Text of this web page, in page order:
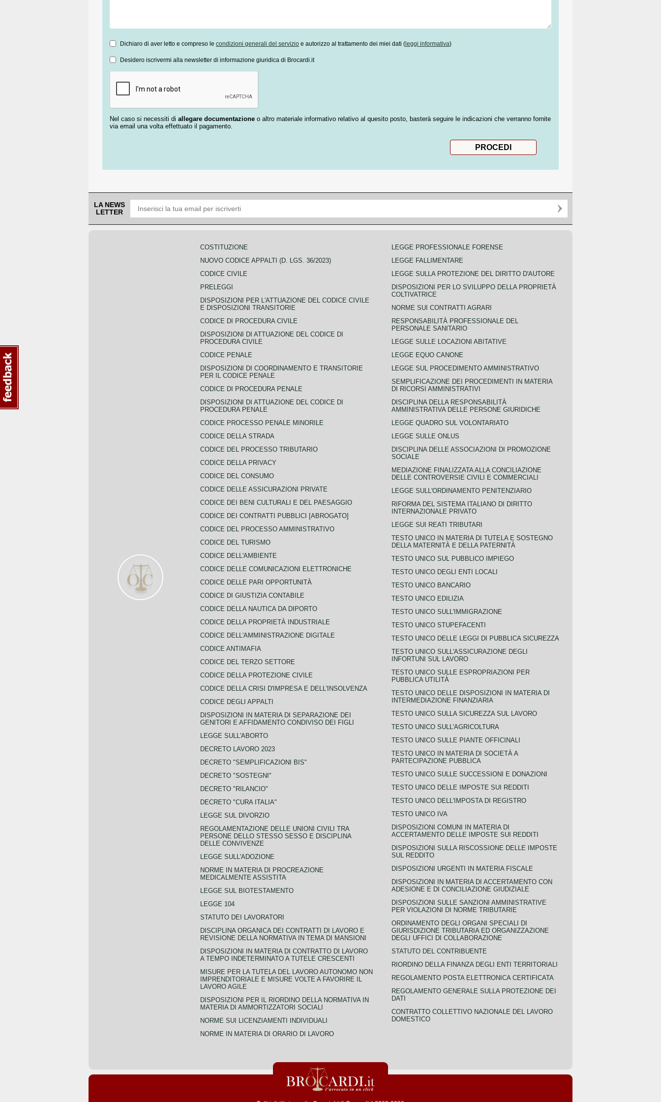
Dichiaro di aver letto e compreso le condizioni generali del servizio e autorizzo al trattamento dei miei dati ( leggi informativa)
Desidero iscrivermi alla newsletter di informazione giuridica di Brocardi.it
Nel caso si necessiti di allegare documentazione o altro materiale informativo relativo al quesito posto, basterà seguire le indicazioni che verranno fornite
via email una volta effettuato il pagamento.
LA NEWS
LETTER
COSTITUZIONE
NUOVO CODICE APPALTI (D. LGS. 36/2023)
CODICE CIVILE
PRELEGGI
DISPOSIZIONI PER L'ATTUAZIONE DEL CODICE CIVILE
E DISPOSIZIONI TRANSITORIE
CODICE DI PROCEDURA CIVILE
DISPOSIZIONI DI ATTUAZIONE DEL CODICE DI
PROCEDURA CIVILE
CODICE PENALE
DISPOSIZIONI DI COORDINAMENTO E TRANSITORIE
PER IL CODICE PENALE
CODICE DI PROCEDURA PENALE
DISPOSIZIONI DI ATTUAZIONE DEL CODICE DI
PROCEDURA PENALE
CODICE PROCESSO PENALE MINORILE
CODICE DELLA STRADA
CODICE DEL PROCESSO TRIBUTARIO
CODICE DELLA PRIVACY
CODICE DEL CONSUMO
CODICE DELLE ASSICURAZIONI PRIVATE
CODICE DEI BENI CULTURALI E DEL PAESAGGIO
CODICE DEI CONTRATTI PUBBLICI [ABROGATO]
CODICE DEL PROCESSO AMMINISTRATIVO
CODICE DEL TURISMO
CODICE DELL'AMBIENTE
CODICE DELLE COMUNICAZIONI ELETTRONICHE
CODICE DELLE PARI OPPORTUNITÀ
CODICE DI GIUSTIZIA CONTABILE
CODICE DELLA NAUTICA DA DIPORTO
CODICE DELLA PROPRIETÀ INDUSTRIALE
CODICE DELL'AMMINISTRAZIONE DIGITALE
CODICE ANTIMAFIA
CODICE DEL TERZO SETTORE
CODICE DELLA PROTEZIONE CIVILE
CODICE DELLA CRISI D'IMPRESA E DELL'INSOLVENZA
CODICE DEGLI APPALTI
DISPOSIZIONI IN MATERIA DI SEPARAZIONE DEI
GENITORI E AFFIDAMENTO CONDIVISO DEI FIGLI
LEGGE SULL'ABORTO
DECRETO LAVORO 2023
DECRETO "SEMPLIFICAZIONI BIS"
DECRETO "SOSTEGNI"
DECRETO "RILANCIO"
DECRETO "CURA ITALIA"
LEGGE SUL DIVORZIO
REGOLAMENTAZIONE DELLE UNIONI CIVILI TRA
PERSONE DELLO STESSO SESSO E DISCIPLINA
DELLE CONVIVENZE
LEGGE SULL'ADOZIONE
NORME IN MATERIA DI PROCREAZIONE
MEDICALMENTE ASSISTITA
LEGGE SUL BIOTESTAMENTO
LEGGE 104
STATUTO DEI LAVORATORI
DISCIPLINA ORGANICA DEI CONTRATTI DI LAVORO E
REVISIONE DELLA NORMATIVA IN TEMA DI MANSIONI
DISPOSIZIONI IN MATERIA DI CONTRATTO DI LAVORO
A TEMPO INDETERMINATO A TUTELE CRESCENTI
MISURE PER LA TUTELA DEL LAVORO AUTONOMO NON
IMPRENDITORIALE E MISURE VOLTE A FAVORIRE IL
LAVORO AGILE
DISPOSIZIONI PER IL RIORDINO DELLA NORMATIVA IN
MATERIA DI AMMORTIZZATORI SOCIALI
NORME SUI LICENZIAMENTI INDIVIDUALI
NORME IN MATERIA DI ORARIO DI LAVORO
LEGGE PROFESSIONALE FORENSE
LEGGE FALLIMENTARE
LEGGE SULLA PROTEZIONE DEL DIRITTO D'AUTORE
DISPOSIZIONI PER LO SVILUPPO DELLA PROPRIETÀ
COLTIVATRICE
NORME SUI CONTRATTI AGRARI
RESPONSABILITÀ PROFESSIONALE DEL
PERSONALE SANITARIO
LEGGE SULLE LOCAZIONI ABITATIVE
LEGGE EQUO CANONE
LEGGE SUL PROCEDIMENTO AMMINISTRATIVO
SEMPLIFICAZIONE DEI PROCEDIMENTI IN MATERIA
DI RICORSI AMMINISTRATIVI
DISCIPLINA DELLA RESPONSABILITÀ
AMMINISTRATIVA DELLE PERSONE GIURIDICHE
LEGGE QUADRO SUL VOLONTARIATO
LEGGE SULLE ONLUS
DISCIPLINA DELLE ASSOCIAZIONI DI PROMOZIONE
SOCIALE
MEDIAZIONE FINALIZZATA ALLA CONCILIAZIONE
DELLE CONTROVERSIE CIVILI E COMMERCIALI
LEGGE SULL'ORDINAMENTO PENITENZIARIO
RIFORMA DEL SISTEMA ITALIANO DI DIRITTO
INTERNAZIONALE PRIVATO
LEGGE SUI REATI TRIBUTARI
TESTO UNICO IN MATERIA DI TUTELA E SOSTEGNO
DELLA MATERNITÀ E DELLA PATERNITÀ
TESTO UNICO SUL PUBBLICO IMPIEGO
TESTO UNICO DEGLI ENTI LOCALI
TESTO UNICO BANCARIO
TESTO UNICO EDILIZIA
TESTO UNICO SULL'IMMIGRAZIONE
TESTO UNICO STUPEFACENTI
TESTO UNICO DELLE LEGGI DI PUBBLICA SICUREZZA
TESTO UNICO SULL'ASSICURAZIONE DEGLI
INFORTUNI SUL LAVORO
TESTO UNICO SULLE ESPROPRIAZIONI PER
PUBBLICA UTILITÀ
TESTO UNICO DELLE DISPOSIZIONI IN MATERIA DI
INTERMEDIAZIONE FINANZIARIA
TESTO UNICO SULLA SICUREZZA SUL LAVORO
TESTO UNICO SULL'AGRICOLTURA
TESTO UNICO SULLE PIANTE OFFICINALI
TESTO UNICO IN MATERIA DI SOCIETÀ A
PARTECIPAZIONE PUBBLICA
TESTO UNICO SULLE SUCCESSIONI E DONAZIONI
TESTO UNICO DELLE IMPOSTE SUI REDDITI
TESTO UNICO DELL'IMPOSTA DI REGISTRO
TESTO UNICO IVA
DISPOSIZIONI COMUNI IN MATERIA DI
ACCERTAMENTO DELLE IMPOSTE SUI REDDITI
DISPOSIZIONI SULLA RISCOSSIONE DELLE IMPOSTE
SUL REDDITO
DISPOSIZIONI URGENTI IN MATERIA FISCALE
DISPOSIZIONI IN MATERIA DI ACCERTAMENTO CON
ADESIONE E DI CONCILIAZIONE GIUDIZIALE
DISPOSIZIONI SULLE SANZIONI AMMINISTRATIVE
PER VIOLAZIONI DI NORME TRIBUTARIE
ORDINAMENTO DEGLI ORGANI SPECIALI DI
GIURISDIZIONE TRIBUTARIA ED ORGANIZZAZIONE
DEGLI UFFICI DI COLLABORAZIONE
STATUTO DEL CONTRIBUENTE
RIORDINO DELLA FINANZA DEGLI ENTI TERRITORIALI
REGOLAMENTO POSTA ELETTRONICA CERTIFICATA
REGOLAMENTO GENERALE SULLA PROTEZIONE DEI
DATI
CONTRATTO COLLETTIVO NAZIONALE DEL LAVORO
DOMESTICO